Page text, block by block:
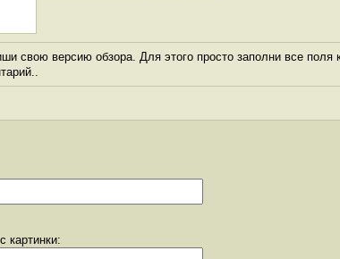
свою версию обзора. Для этого просто заполни все поля
картинки: